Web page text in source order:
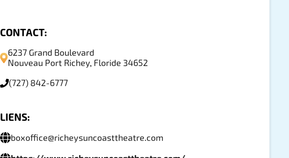
CONTACT:
6237 Grand Boulevard
Nouveau Port Richey, Floride 34652
(727) 842-6777
LIENS:
boxoffice@richeysuncoasttheatre.com